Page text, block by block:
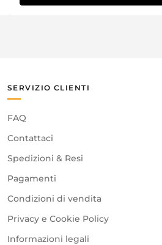
SERVIZIO CLIENTI
FAQ
Contattaci
Spedizioni & Resi
Pagamenti
Condizioni di vendita
Privacy e Cookie Policy
Informazioni legali